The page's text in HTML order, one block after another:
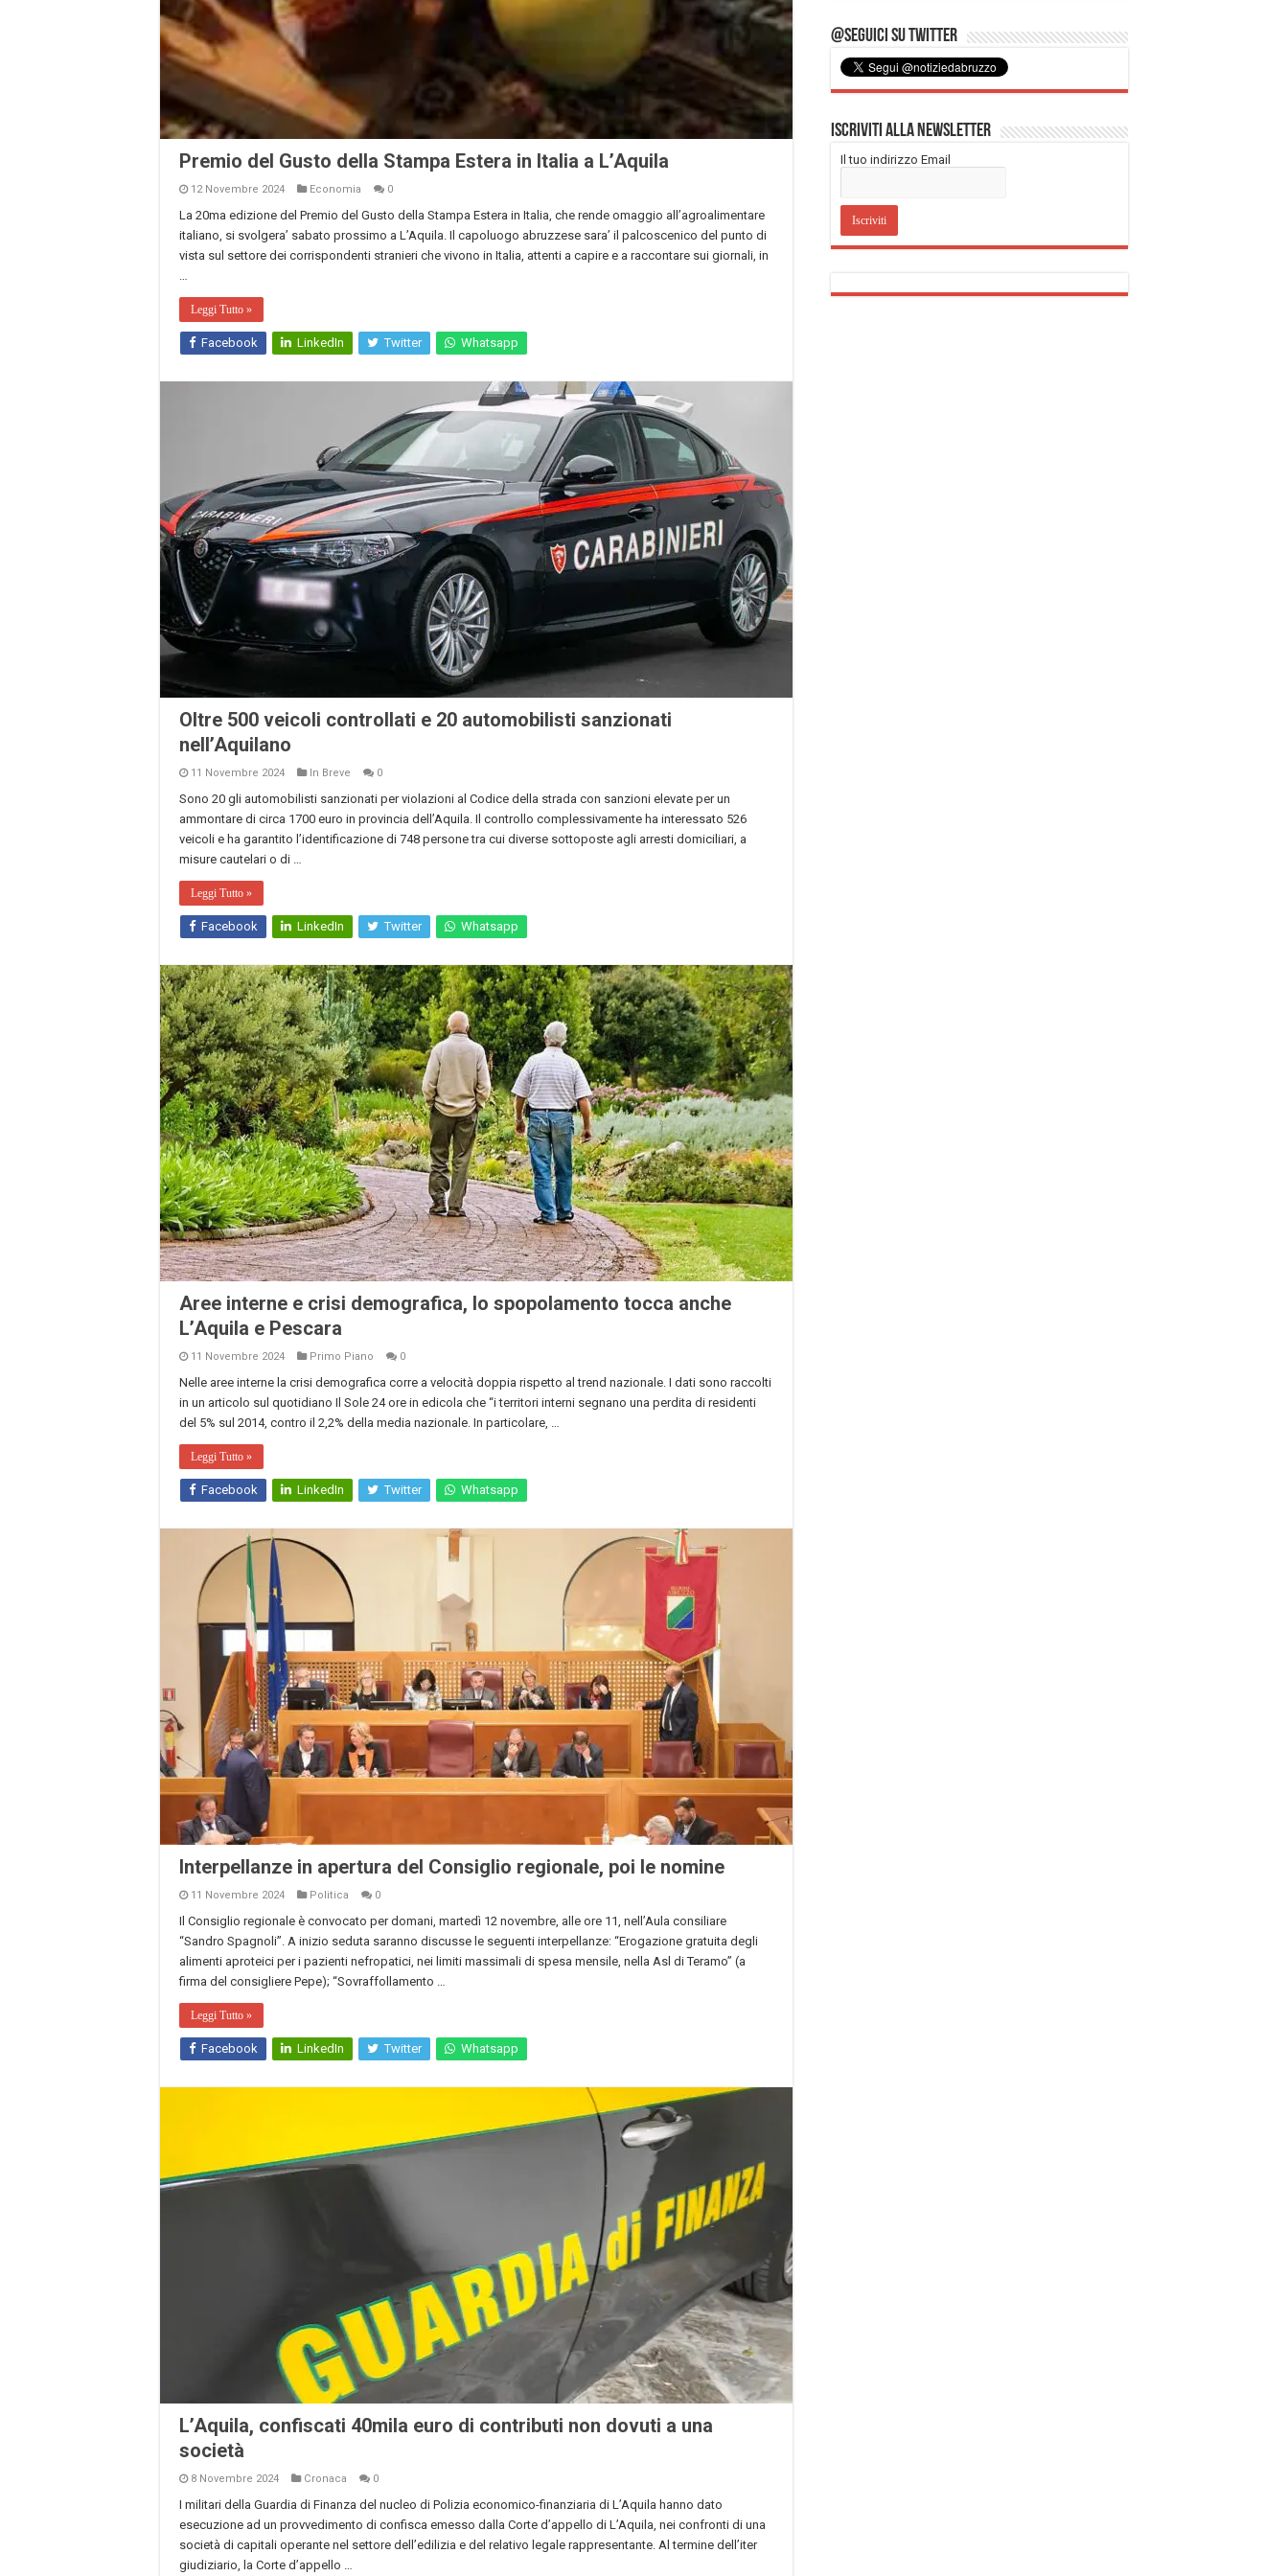
Premio del Gusto della Stampa Estera in Italia a L’Aquila
12 Novembre 2024 Economia 0
La 20ma edizione del Premio del Gusto della Stampa Estera in Italia, che rende omaggio all’agroalimentare
italiano, si svolgera’ sabato prossimo a L’Aquila. Il capoluogo abruzzese sara’ il palcoscenico del punto di
vista sul settore dei corrispondenti stranieri che vivono in Italia, attenti a capire e a raccontare sui giornali, in
…
Leggi Tutto »
Facebook LinkedIn Twitter Whatsapp
Oltre 500 veicoli controllati e 20 automobilisti sanzionati
nell’Aquilano
11 Novembre 2024 In Breve 0
Sono 20 gli automobilisti sanzionati per violazioni al Codice della strada con sanzioni elevate per un
ammontare di circa 1700 euro in provincia dell’Aquila. Il controllo complessivamente ha interessato 526
veicoli e ha garantito l’identificazione di 748 persone tra cui diverse sottoposte agli arresti domiciliari, a
misure cautelari o di …
Leggi Tutto »
Facebook LinkedIn Twitter Whatsapp
Aree interne e crisi demografica, lo spopolamento tocca anche
L’Aquila e Pescara
11 Novembre 2024 Primo Piano 0
Nelle aree interne la crisi demografica corre a velocità doppia rispetto al trend nazionale. I dati sono raccolti
in un articolo sul quotidiano Il Sole 24 ore in edicola che “i territori interni segnano una perdita di residenti
del 5% sul 2014, contro il 2,2% della media nazionale. In particolare, …
Leggi Tutto »
Facebook LinkedIn Twitter Whatsapp
Interpellanze in apertura del Consiglio regionale, poi le nomine
11 Novembre 2024 Politica 0
Il Consiglio regionale è convocato per domani, martedì 12 novembre, alle ore 11, nell’Aula consiliare
“Sandro Spagnoli”. A inizio seduta saranno discusse le seguenti interpellanze: “Erogazione gratuita degli
alimenti aproteici per i pazienti nefropatici, nei limiti massimali di spesa mensile, nella Asl di Teramo” (a
firma del consigliere Pepe); “Sovraffollamento …
Leggi Tutto »
Facebook LinkedIn Twitter Whatsapp
L’Aquila, confiscati 40mila euro di contributi non dovuti a una
società
8 Novembre 2024 Cronaca 0
I militari della Guardia di Finanza del nucleo di Polizia economico-finanziaria di L’Aquila hanno dato
esecuzione ad un provvedimento di confisca emesso dalla Corte d’appello di L’Aquila, nei confronti di una
società di capitali operante nel settore dell’edilizia e del relativo legale rappresentante. Al termine dell’iter
giudiziario, la Corte d’appello …
@Seguici su Twitter
Iscriviti alla Newsletter
Il tuo indirizzo Email